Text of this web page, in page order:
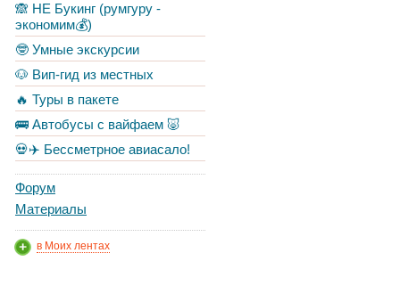
🙈 НЕ Букинг (румгуру -
экономим💰)
🤓 Умные экскурсии
🐶 Вип-гид из местных
🔥 Туры в пакете
🚌 Автобусы с вайфаем 🐷
💀✈️ Бессметрное авиасало!
Форум
Материалы
в Моих лентах